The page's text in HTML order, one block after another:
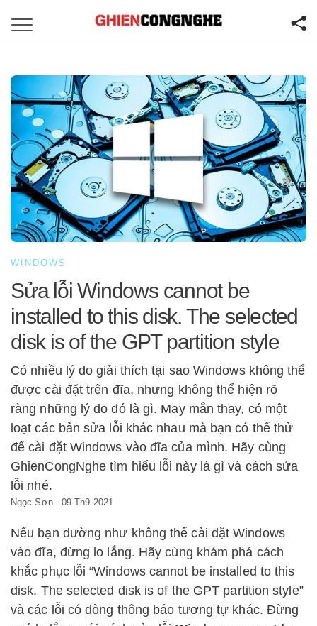
WINDOWS
Sửa lỗi Windows cannot be
installed to this disk. The selected
disk is of the GPT partition style
Có nhiều lý do giải thích tại sao Windows không thể
được cài đặt trên đĩa, nhưng không thể hiện rõ
ràng những lý do đó là gì. May mắn thay, có một
loạt các bản sửa lỗi khác nhau mà bạn có thể thử
để cài đặt Windows vào đĩa của mình. Hãy cùng
GhienCongNghe tìm hiểu lỗi này là gì và cách sửa
lỗi nhé.
Ngọc Sơn- 09-Th9-2021
Nếu bạn dường như không thể cài đặt Windows
vào đĩa, đừng lo lắng. Hãy cùng khám phá cách
khắc phục lỗi “Windows cannot be installed to this
disk. The selected disk is of the GPT partition style”
và các lỗi có dòng thông báo tương tự khác. Đừng